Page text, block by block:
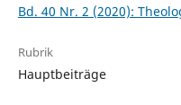
Bd. 40 Nr. 2 (2020):
Rubrik
Hauptbeiträge